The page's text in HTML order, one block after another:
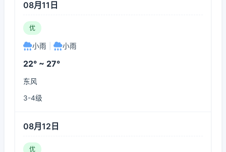
08月11日
优
小雨 小雨
22° ~ 27°
东风
3-4级
08月12日
优